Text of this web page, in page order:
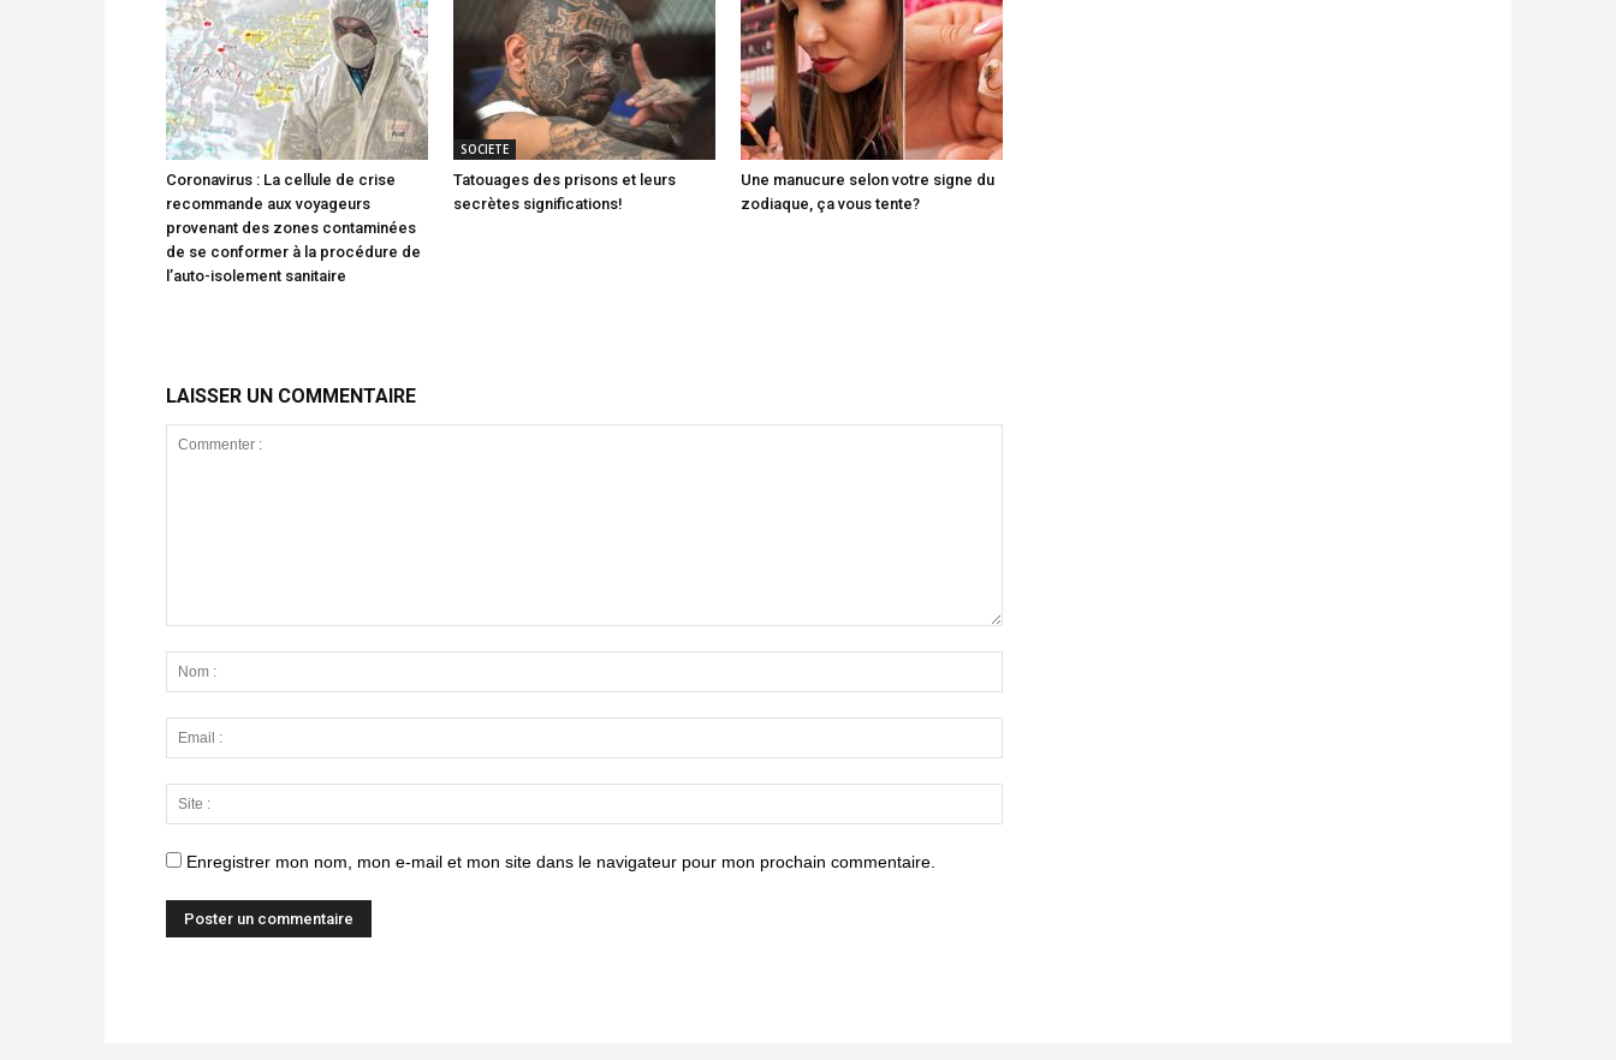
Coronavirus : La cellule de crise
recommande aux voyageurs
provenant des zones contaminées
de se conformer à la procédure de
l’auto-isolement sanitaire
SOCIETE
Tatouages des prisons et leurs
secrètes significations!
Une manucure selon votre signe du
zodiaque, ça vous tente?
LAISSER UN COMMENTAIRE
Enregistrer mon nom, mon e-mail et mon site dans le navigateur pour mon prochain commentaire.